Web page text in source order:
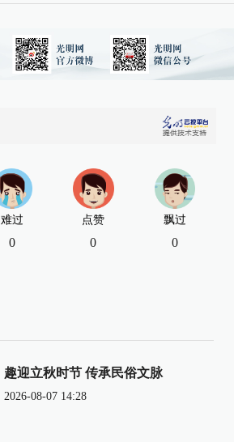
难过
0
点赞
0
飘过
0
趣迎立秋时节 传承民俗文脉
2026-08-07 14:28